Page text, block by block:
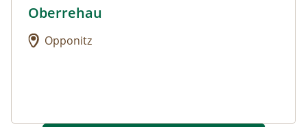
Urlaub am Bauernhof: Oberrehau
Oberrehau
Opponitz